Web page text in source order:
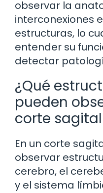
observar la
interconexiones
estructuras, lo
entender su
detectar
¿Qué
pueden
corte
En un corte
observar
cerebro, el
y el sistema